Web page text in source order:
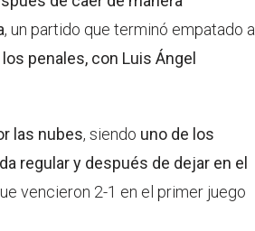
, un partido que terminó empatado a
los penales, con Luis Ángel
las nubes, siendo uno de los
regular y después de dejar en el
vencieron 2-1 en el primer juego